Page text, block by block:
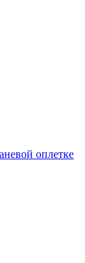
оплетке